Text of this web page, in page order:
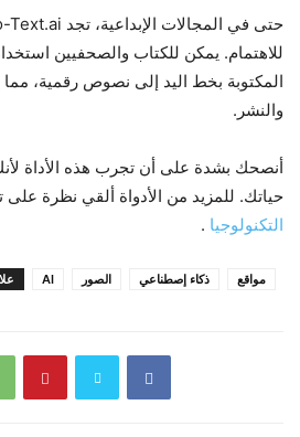
للاهتمام. يمكن للكتاب والصحفيين
المكتوبة بخط اليد إلى نصوص رقمية، مما
والنشر.
أنصحك بشدة على أن تجرب هذه الأداة
حياتك. للمزيد من الأدواة ألقي نظرة
التكنولوجيا .
AI الصور ذكاء إصطناعي مواقع